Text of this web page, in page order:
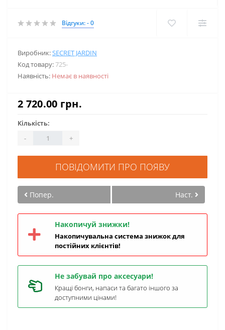
Відгуки: - 0
Виробник:SECRET JARDIN
Код товару:725-
Наявність: Немає в наявності
2 720.00 грн.
Кількість:
-
+
ПОВІДОМИТИ ПРО ПОЯВУ
Попер. Наст.
Накопичуй знижки!
Накопичувальна система знижок для
постійних клієнтів!
Не забувай про аксесуари!
Кращі бонги, напаси та багато іншого за
доступними цінами!